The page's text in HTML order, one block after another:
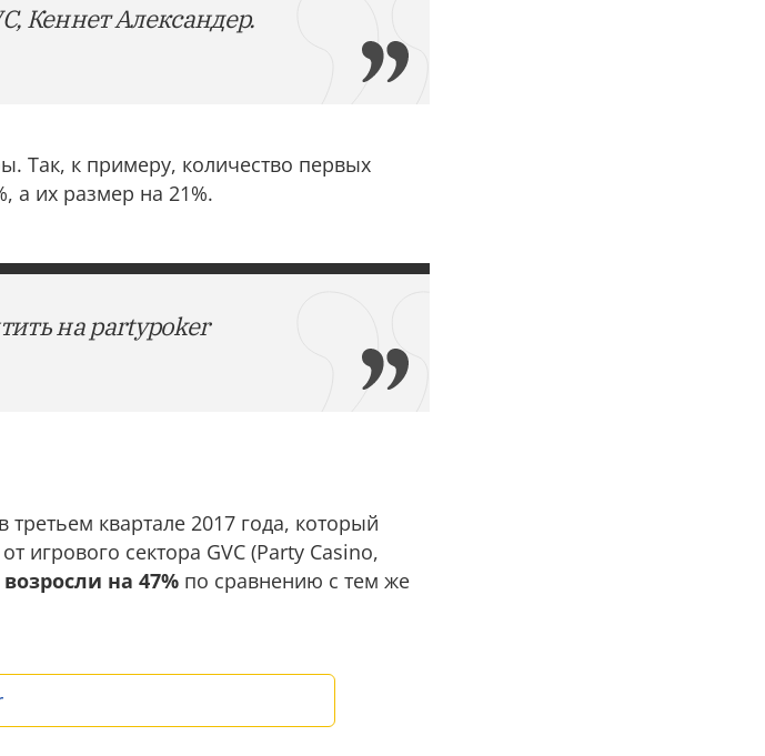
Кеннет Александер.
Так, к примеру, количество первых
а их размер на 21%.
на partypoker
квартале 2017 года, который
игрового сектора GVC (Party Casino,
возросли на 47% по сравнению с тем же